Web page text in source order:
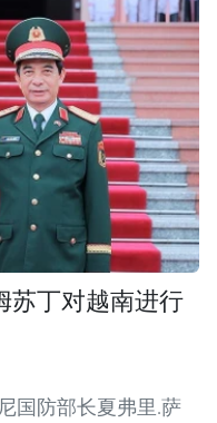
苏丁对越南进行
国防部长夏弗里.萨